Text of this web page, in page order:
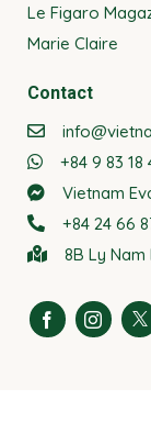
Le Figaro
Marie Claire
Contact
+84 9 83
Vietnam
+84 24 66
8B Ly Nam